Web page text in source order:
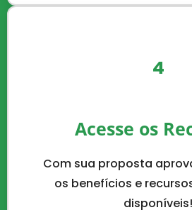
4
Acesse os
Com sua proposta
os benefícios e
disponíveis!